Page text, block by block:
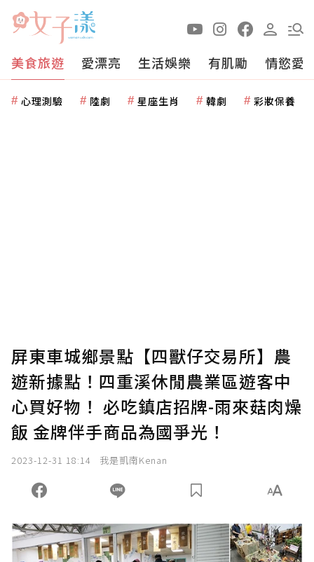
美食旅遊 愛漂亮 生活娛樂 有肌勵 情慾愛
心理測驗 陸劇 星座生肖 韓劇 彩妝保養
屏東車城鄉景點【四獸仔交易所】農
遊新據點！四重溪休閒農業區遊客中
心買好物！ 必吃鎮店招牌-雨來菇肉燥
飯 金牌伴手商品為國爭光！
2023-12-31 18:14 我是凱南Kenan